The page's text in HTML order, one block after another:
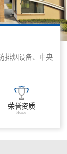
排烟设备、中央
屋顶风机等、
盘管、各类消
各种型号风口、
荣誉资质
Honor